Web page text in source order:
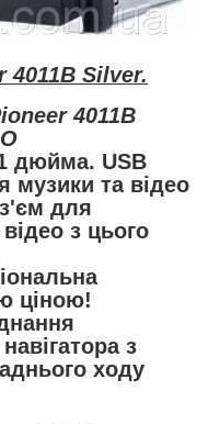
Silver.
4011B
дюйма. USB
музики та відео
для
з цього
ціною!
з
ходу